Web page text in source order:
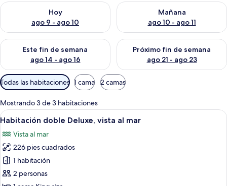
Hoy
ago 9 - ago 10
Consulta la disponibilidad para hoy ago 9 - ago 10
Mañana
ago 10 - ago 11
Consulta la disponibilidad
Este fin de semana
ago 14 - ago 16
Consulta la disponibilidad para este fin de semana ago 14 -
Próximo fin de semana
ago 21 - ago 23
Consulta la disponibilidad
Filtros
disponibles
para
las
habitaciones
Todas las habitaciones 1 cama 2 camas
Mostrando 3 de 3 habitaciones
Abrir
todas
las
fotos
de
Habitación
Sábanas de algodón egipcio y ropa
1
Habitación doble Deluxe, vista al mar
Vista al mar
226 pies cuadrados
1 habitación
2 personas